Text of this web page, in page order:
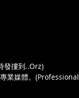
發摟到..Orz)
業媒體。(Professional